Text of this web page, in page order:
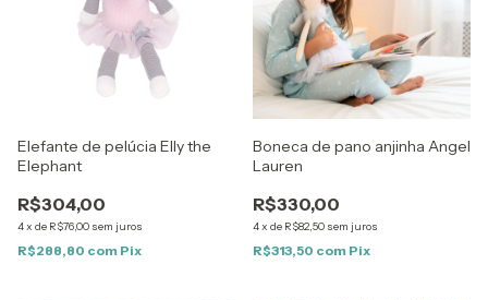
Elefante de pelúcia Elly the
Elephant
R$304,00
4x de R$76,00 sem juros
R$288,80 com Pix
Boneca de pano anjinha Angel
Lauren
R$330,00
4x de R$82,50 sem juros
R$313,50 com Pix